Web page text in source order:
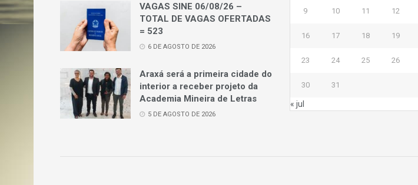
VAGAS SINE 06/08/26 –
TOTAL DE VAGAS OFERTADAS
= 523
6 DE AGOSTO DE 2026
Araxá será a primeira cidade do
interior a receber projeto da
Academia Mineira de Letras
5 DE AGOSTO DE 2026
9 10 11 12
16 17 18 19
23 24 25 26
30 31
« jul